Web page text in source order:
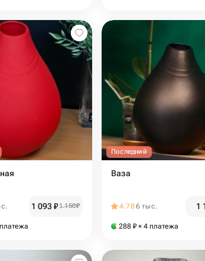
1 093₽1 150₽
Последний
Ваза
4.786 тыс. 1
288 ₽ × 4 платежа